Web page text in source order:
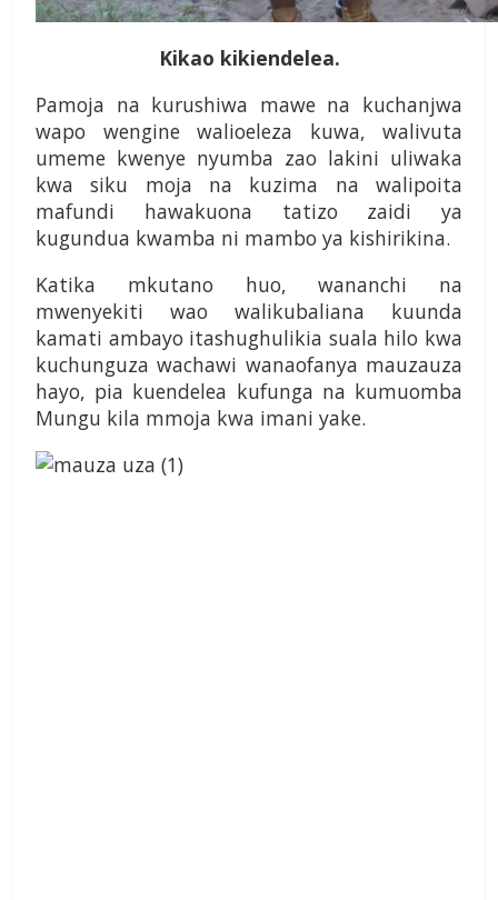
Kikao kikiendelea.
Pamoja na kurushiwa mawe na kuchanjwa
wapo wengine walioeleza kuwa, walivuta
umeme kwenye nyumba zao lakini uliwaka
kwa siku moja na kuzima na walipoita
mafundi hawakuona tatizo zaidi ya
kugundua kwamba ni mambo ya kishirikina.
Katika mkutano huo, wananchi na
mwenyekiti wao walikubaliana kuunda
kamati ambayo itashughulikia suala hilo kwa
kuchunguza wachawi wanaofanya mauzauza
hayo, pia kuendelea kufunga na kumuomba
Mungu kila mmoja kwa imani yake.